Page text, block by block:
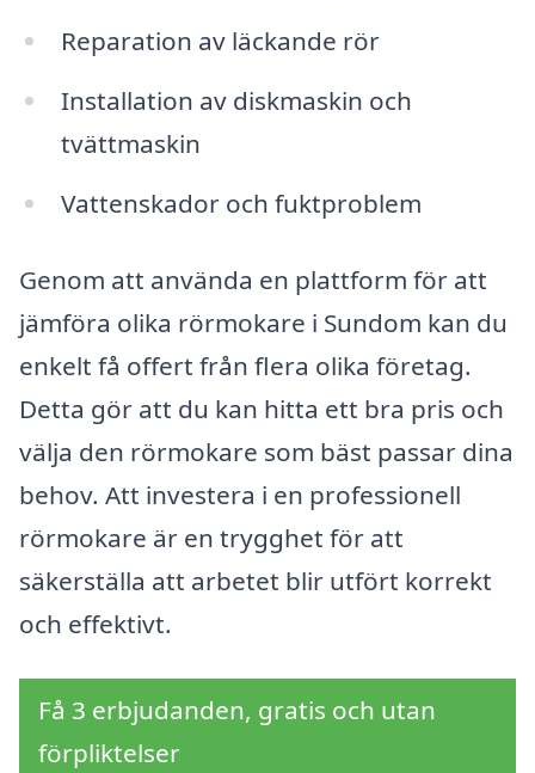
Reparation av läckande rör
Installation av diskmaskin och
tvättmaskin
Vattenskador och fuktproblem
Genom att använda en plattform för att
jämföra olika rörmokare i Sundom kan du
enkelt få offert från flera olika företag.
Detta gör att du kan hitta ett bra pris och
välja den rörmokare som bäst passar dina
behov. Att investera i en professionell
rörmokare är en trygghet för att
säkerställa att arbetet blir utfört korrekt
och effektivt.
Få 3 erbjudanden, gratis och utan
förpliktelser